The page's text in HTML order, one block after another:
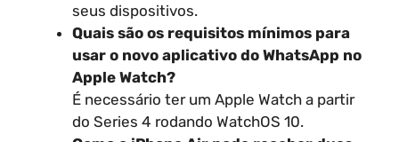
seus dispositivos.
Quais são os requisitos mínimos para
usar o novo aplicativo do WhatsApp no
Apple Watch?
É necessário ter um Apple Watch a partir
do Series 4 rodando WatchOS 10.